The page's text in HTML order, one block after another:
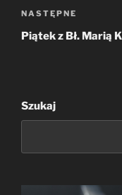
Następny
wpis
NASTĘPNE
Piątek z Bł. Marią
Szukaj